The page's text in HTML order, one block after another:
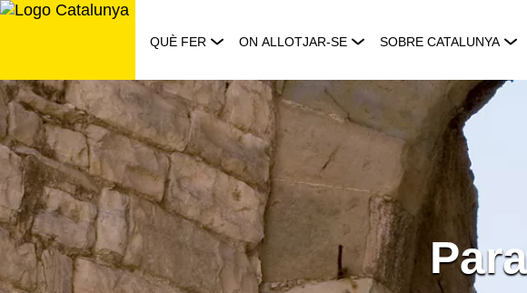
Saltar
QUÈ FER ON ALLOTJAR-SE SOBRE CATALUNYA